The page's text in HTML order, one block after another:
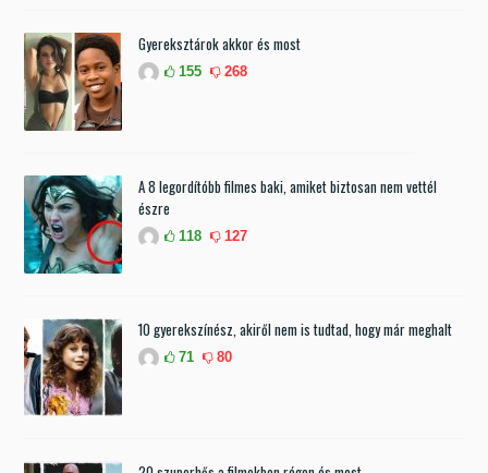
Gyereksztárok akkor és most
155 268
A 8 legordítóbb filmes baki, amiket biztosan nem vettél
észre
118 127
10 gyerekszínész, akiről nem is tudtad, hogy már meghalt
71 80